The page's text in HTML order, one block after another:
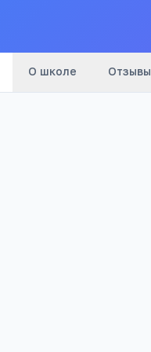
О школе Отзывы